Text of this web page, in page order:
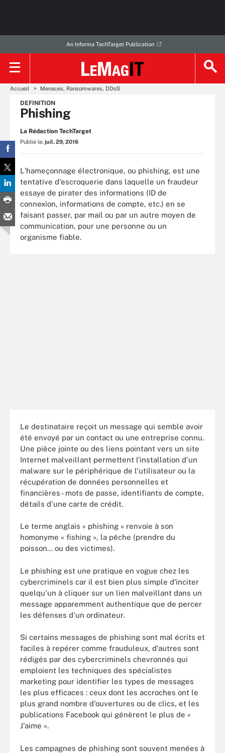
An Informa TechTarget Publication
Accueil Menaces, Ransomwares, DDoS
DEFINITION
Phishing
La Rédaction TechTarget
Publié le: juil. 29, 2016
L'hameçonnage électronique, ou phishing, est une
tentative d'escroquerie dans laquelle un fraudeur
essaye de pirater des informations (ID de
connexion, informations de compte, etc.) en se
faisant passer, par mail ou par un autre moyen de
communication, pour une personne ou un
organisme fiable.
Le destinataire reçoit un message qui semble avoir
été envoyé par un contact ou une entreprise connu.
Une pièce jointe ou des liens pointant vers un site
Internet malveillant permettent l'installation d'un
malware sur le périphérique de l'utilisateur ou la
récupération de données personnelles et
financières - mots de passe, identifiants de compte,
détails d'une carte de crédit.
Le terme anglais « phishing » renvoie à son
homonyme « fishing », la pêche (prendre du
poisson... ou des victimes).
Le phishing est une pratique en vogue chez les
cybercriminels car il est bien plus simple d'inciter
quelqu'un à cliquer sur un lien malveillant dans un
message apparemment authentique que de percer
les défenses d'un ordinateur.
Si certains messages de phishing sont mal écrits et
faciles à repérer comme frauduleux, d'autres sont
rédigés par des cybercriminels chevronnés qui
emploient les techniques des spécialistes
marketing pour identifier les types de messages
les plus efficaces : ceux dont les accroches ont le
plus grand nombre d'ouvertures ou de clics, et les
publications Facebook qui génèrent le plus de «
J'aime ».
Les campagnes de phishing sont souvent menées à